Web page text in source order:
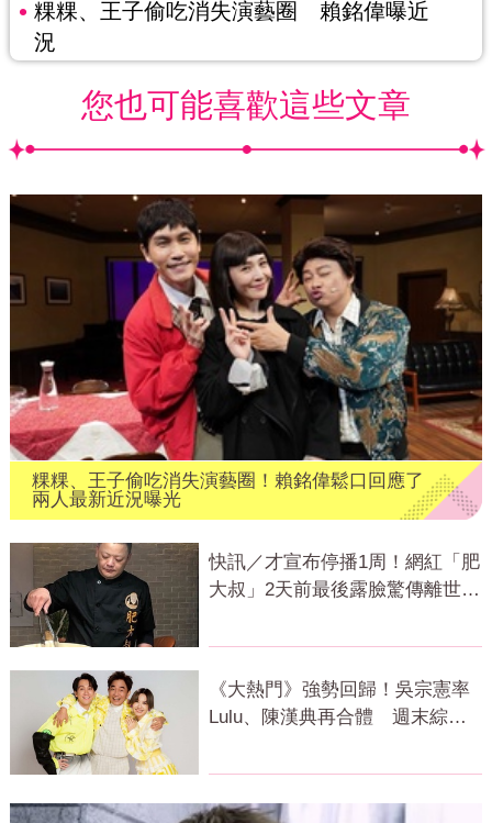
粿粿、王子偷吃消失演藝圈 賴銘偉曝近
況
您也可能喜歡這些文章
粿粿、王子偷吃消失演藝圈！賴銘偉鬆口回應了
兩人最新近況曝光
快訊／才宣布停播1周！網紅「肥
大叔」2天前最後露臉驚傳離世
《大熱門》強勢回歸！吳宗憲率
Lulu、陳漢典再合體 週末綜藝